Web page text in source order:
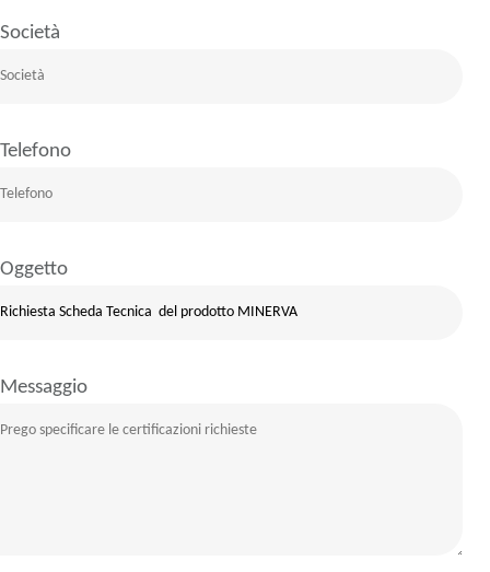
Società
Telefono
Oggetto
Messaggio